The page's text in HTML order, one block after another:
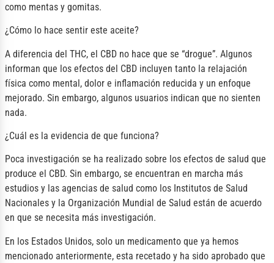
como mentas y gomitas.
¿Cómo lo hace sentir este aceite?
A diferencia del THC, el CBD no hace que se “drogue”. Algunos
informan que los efectos del CBD incluyen tanto la relajación
física como mental, dolor e inflamación reducida y un enfoque
mejorado. Sin embargo, algunos usuarios indican que no sienten
nada.
¿Cuál es la evidencia de que funciona?
Poca investigación se ha realizado sobre los efectos de salud que
produce el CBD. Sin embargo, se encuentran en marcha más
estudios y las agencias de salud como los Institutos de Salud
Nacionales y la Organización Mundial de Salud están de acuerdo
en que se necesita más investigación.
En los Estados Unidos, solo un medicamento que ya hemos
mencionado anteriormente, esta recetado y ha sido aprobado que